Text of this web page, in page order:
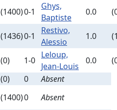
(1400)0-1
Ghys,
Baptiste
0.0
(1436)0-1
Restivo,
Alessio
1.0
(0) 1-0
Leloup,
Jean-Louis
0.0
(0) 0
Absent
(1400)0
Absent